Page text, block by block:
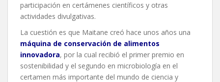
participación en certámenes científicos y otras
actividades divulgativas.
La cuestión es que Maitane creó hace unos años una
máquina de conservación de alimentos
innovadora, por la cual recibió el primer premio en
sostenibilidad y el segundo en microbiología en el
certamen más importante del mundo de ciencia y